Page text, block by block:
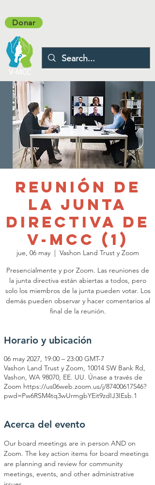
Donar
Reunión de
la Junta
Directiva de
V-MCC (1)
jue, 06 may
  |
Vashon Land Trust y Zoom
Presencialmente y por Zoom. Las reuniones de
la junta directiva están abiertas a todos, pero
solo los miembros de la junta pueden votar. Los
demás pueden observar y hacer comentarios al
final de la reunión.
Horario y ubicación
06 may 2027, 19:00 – 23:00 GMT-7
Vashon Land Trust y Zoom, 10014 SW Bank Rd,
Vashon, WA 98070, EE. UU. Únase a través de
Zoom https://us06web.zoom.us/j/87400617546?
pwd=Pw6RSM4tq3wUrmgbYEit9zdIJ3IEsb.1
Acerca del evento
Our board meetings are in person AND on
Zoom. The key action items for board meetings
are planning and review for community
meetings, events, and other administrative